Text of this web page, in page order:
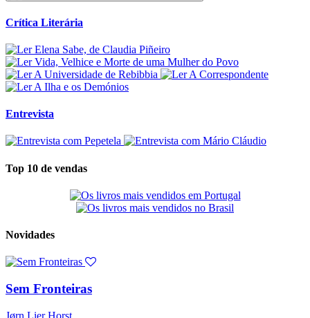
Crítica Literária
Entrevista
Top 10 de vendas
Novidades
Sem Fronteiras
Jørn Lier Horst